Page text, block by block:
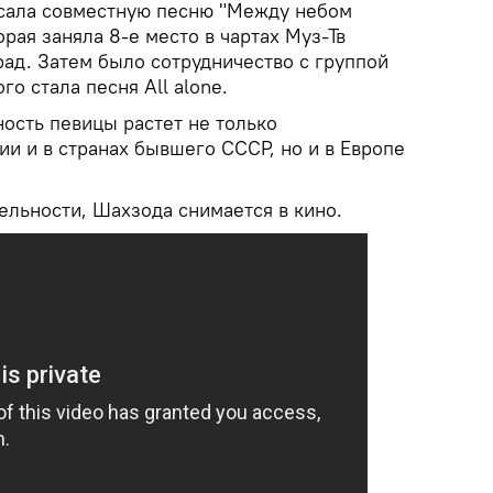
совместную песню "Между небом
заняла 8-е место в чартах Муз-Тв
Затем было сотрудничество с группой
стала песня All alone.
певицы растет не только
и в странах бывшего СССР, но и в Европе
Шахзода снимается в кино.